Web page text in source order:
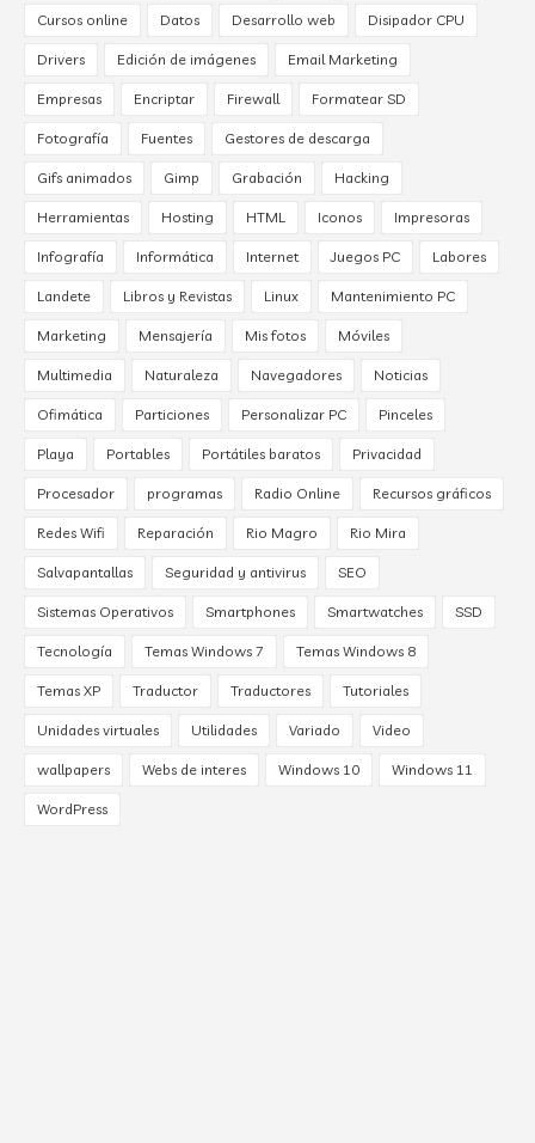
Cursos online Datos Desarrollo web Disipador CPU
Drivers Edición de imágenes Email Marketing
Empresas Encriptar Firewall Formatear SD
Fotografía Fuentes Gestores de descarga
Gifs animados Gimp Grabación Hacking
Herramientas Hosting HTML Iconos Impresoras
Infografía Informática Internet Juegos PC Labores
Landete Libros y Revistas Linux Mantenimiento PC
Marketing Mensajería Mis fotos Móviles
Multimedia Naturaleza Navegadores Noticias
Ofimática Particiones Personalizar PC Pinceles
Playa Portables Portátiles baratos Privacidad
Procesador programas Radio Online Recursos gráficos
Redes Wifi Reparación Rio Magro Rio Mira
Salvapantallas Seguridad y antivirus SEO
Sistemas Operativos Smartphones Smartwatches SSD
Tecnología Temas Windows 7 Temas Windows 8
Temas XP Traductor Traductores Tutoriales
Unidades virtuales Utilidades Variado Video
wallpapers Webs de interes Windows 10 Windows 11
WordPress